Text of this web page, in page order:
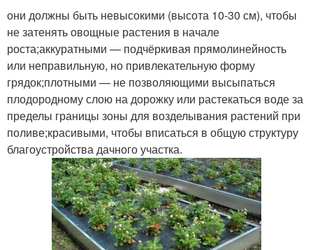
они должны быть невысокими (высота 10-30 см), чтобы
не затенять овощные растения в начале
роста;аккуратными — подчёркивая прямолинейность
или неправильную, но привлекательную форму
грядок;плотными — не позволяющими высыпаться
плодородному слою на дорожку или растекаться воде за
пределы границы зоны для возделывания растений при
поливе;красивыми, чтобы вписаться в общую структуру
благоустройства дачного участка.